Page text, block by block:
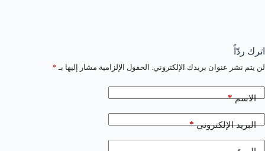
اترك ردّاً
لن يتم نشر عنوان بريدك الإلكتروني. الحقول الإلزامية مشار إليها بـ *
الاسم*
البريد الإلكتروني*